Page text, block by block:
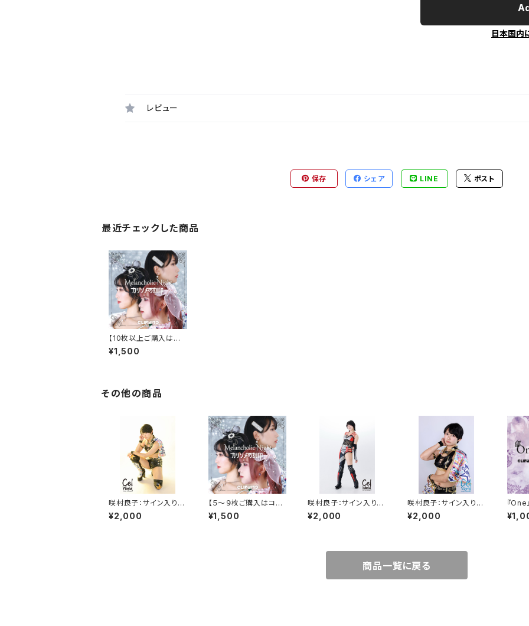
日本国内
レビュー
保存 シェア LINE ポスト
最近チェックした商品
【10枚以上ご購入はコ
チラ】CLIPCLIP NEW
シングル『Melancholi
¥1,500
その他の商品
咲村良子：サイン入りポ
ートレイト【Ｆ】
¥2,000
【５～９枚ご購入はコチ
ラ】CLIPCLIP NEWシ
ングル『Melancholic
¥1,500
咲村良子：サイン入りポ
ートレイト【Ｂ】
¥2,000
咲村良子：サイン入りポ
ートレイト【Ｉ】
¥2,000
『One
ちらよ
商品一覧に戻る